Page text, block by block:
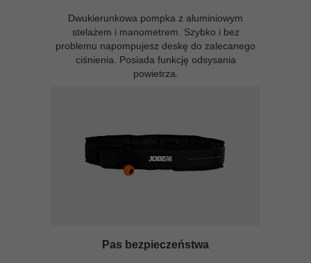
Dwukierunkowa pompka z aluminiowym
stelażem i manometrem. Szybko i bez
problemu napompujesz deskę do zalecanego
ciśnienia. Posiada funkcję odsysania
powietrza.
Pas bezpieczeństwa